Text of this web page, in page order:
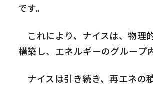
です。
これにより、ナイスは、物理
構築し、エネルギーのグループ
ナイスは引き続き、再エネの